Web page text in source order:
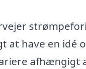
at have en idé
afhængigt